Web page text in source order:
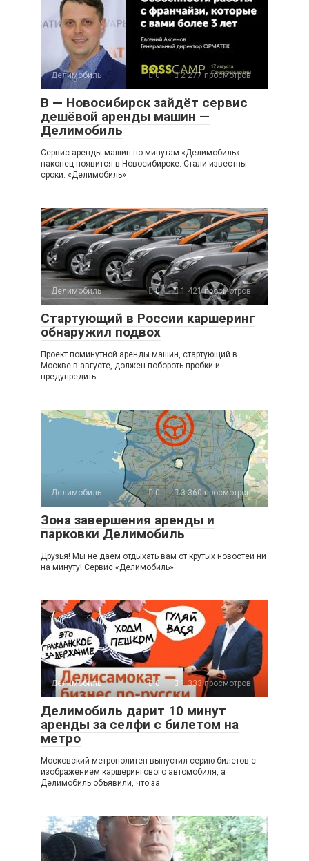
Делимобиль 0 2 277 просмотров
В — Новосибирск зайдёт сервис
дешёвой аренды машин —
Делимобиль
Сервис аренды машин по минутам «Делимобиль»
наконец появится в Новосибирске. Стали известны
сроки. «Делимобиль»
Делимобиль 0 1 421 просмотров
Стартующий в России каршеринг
обнаружил подвох
Проект поминутной аренды машин, стартующий в
Москве в августе, должен побороть пробки и
предупредить
Делимобиль 0 3 360 просмотров
Зона завершения аренды и
парковки Делимобиль
Друзья! Мы не даём отдыхать вам от крутых новостей ни
на минуту! Сервис «Делимобиль»
Делимобиль 0 1 333 просмотров
Делимобиль дарит 10 минут
аренды за селфи с билетом на
метро
Московский метрополитен выпустил серию билетов с
изображением каршерингового автомобиля, а
Делимобиль объявили, что за